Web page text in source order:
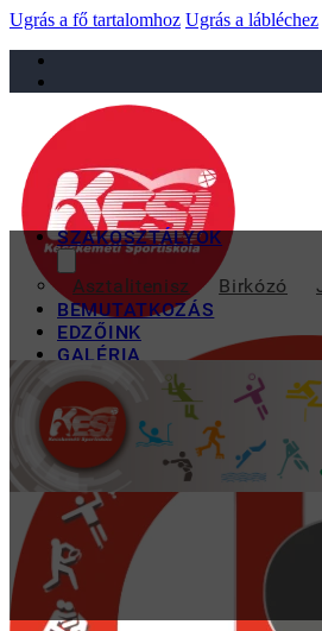
Ugrás a fő tartalomhoz Ugrás a lábléchez
sportiskola@juniorsportkft.hu
SZAKOSZTÁLYOK
Asztalitenisz Birkózó
BEMUTATKOZÁS
EDZŐINK
GALÉRIA
TAO
KAPCSOLAT